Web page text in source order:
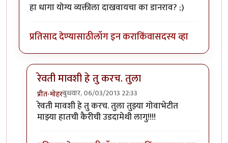
हा धागा योग्य व्यक्तीला दाखवायचा का डानराव? ;)
प्रतिसाद देण्यासाठीलॉग इन कराकिंवासदस्य व्हा
रेवती मावशी हे तु करच. तुला
प्रीत-मोहरबुधवार, 06/03/2013 22:33
In reply toहा धागा योग्य व्यक्तीलाbyरेवती
रेवती मावशी हे तु करच. तुला तुझ्या गोवाभेटीत
माझ्या हातची कैरीची उडदामेथी लागु!!!!